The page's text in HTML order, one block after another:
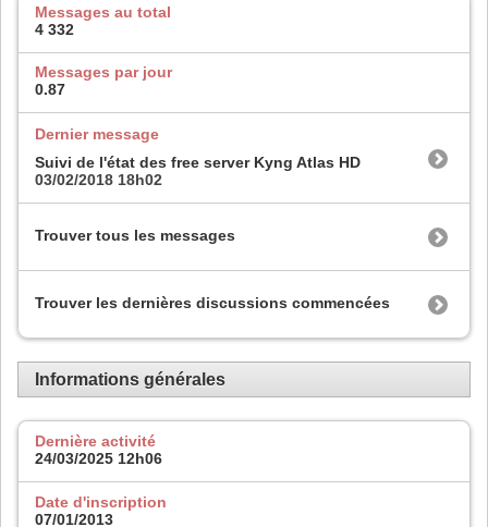
Messages au total
4 332
Messages par jour
0.87
Dernier message
Suivi de l'état des free server Kyng Atlas HD
03/02/2018 18h02
Trouver tous les messages
Trouver les dernières discussions commencées
Informations générales
Dernière activité
24/03/2025 12h06
Date d'inscription
07/01/2013